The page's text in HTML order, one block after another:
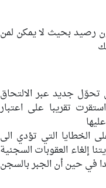
رصيد بحيث لا يمكن لمن
تحوّل جديد عبر الالتحاق
تقريبا على اعتبار
الخطايا التي تؤدي الى
إلغاء العقوبات السجنية
في حين أن الجبر بالسجن